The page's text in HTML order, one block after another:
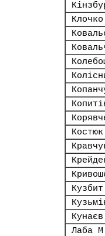
Лаба